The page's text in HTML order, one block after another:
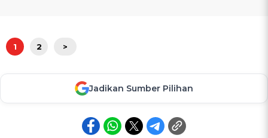
1 2 >
Jadikan Sumber Pilihan